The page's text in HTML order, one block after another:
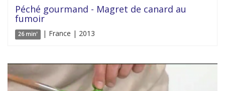
Péché gourmand - Magret de canard au
fumoir
26 min' | France | 2013